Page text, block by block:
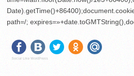
path=/;
Social Like WordPress